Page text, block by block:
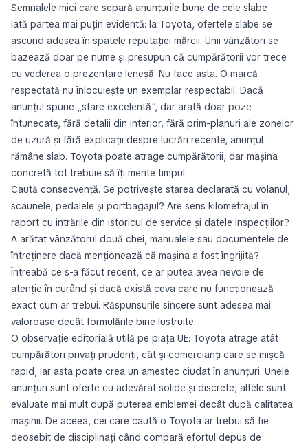
Semnalele mici care separă anunțurile bune de cele slabe
Iată partea mai puțin evidentă: la Toyota, ofertele slabe se
ascund adesea în spatele reputației mărcii. Unii vânzători se
bazează doar pe nume și presupun că cumpărătorii vor trece
cu vederea o prezentare leneșă. Nu face asta. O marcă
respectată nu înlocuiește un exemplar respectabil. Dacă
anunțul spune „stare excelentă”, dar arată doar poze
întunecate, fără detalii din interior, fără prim-planuri ale zonelor
de uzură și fără explicații despre lucrări recente, anunțul
rămâne slab. Toyota poate atrage cumpărătorii, dar mașina
concretă tot trebuie să îți merite timpul.
Caută consecvență. Se potrivește starea declarată cu volanul,
scaunele, pedalele și portbagajul? Are sens kilometrajul în
raport cu intrările din istoricul de service și datele inspecțiilor?
A arătat vânzătorul două chei, manualele sau documentele de
întreținere dacă menționează că mașina a fost îngrijită?
Întreabă ce s-a făcut recent, ce ar putea avea nevoie de
atenție în curând și dacă există ceva care nu funcționează
exact cum ar trebui. Răspunsurile sincere sunt adesea mai
valoroase decât formulările bine lustruite.
O observație editorială utilă pe piața UE: Toyota atrage atât
cumpărători privați prudenți, cât și comercianți care se mișcă
rapid, iar asta poate crea un amestec ciudat în anunțuri. Unele
anunțuri sunt oferte cu adevărat solide și discrete; altele sunt
evaluate mai mult după puterea emblemei decât după calitatea
mașinii. De aceea, cei care caută o Toyota ar trebui să fie
deosebit de disciplinați când compară efortul depus de